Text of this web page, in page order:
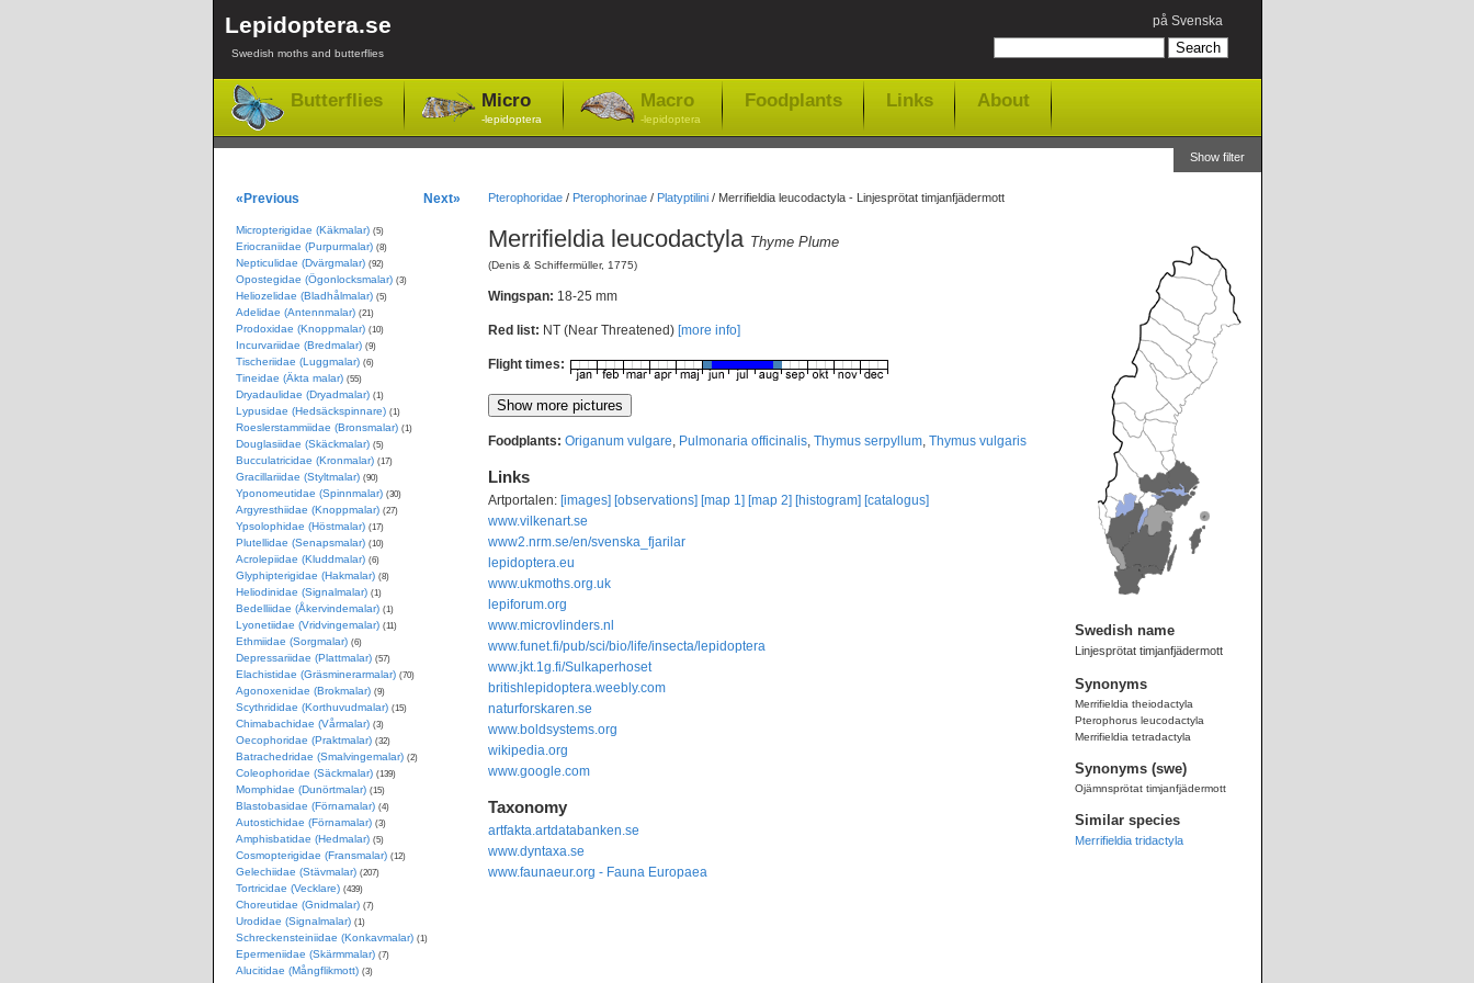
Lepidoptera.se
Swedish moths and butterflies
på Svenska
Butterflies Micro
-lepidoptera
Macro
-lepidoptera
Foodplants Links About
Show filter
Pterophoridae/ Pterophorinae/ Platyptilini/ Merrifieldia leucodactyla - Linjesprötat timjanfjädermott
Merrifieldia leucodactyla Thyme Plume
(Denis & Schiffermüller, 1775)
Wingspan: 18-25 mm
Red list: NT (Near Threatened) [more info]
Flight times:
Foodplants: Origanum vulgare Pulmonaria officinalis, Thymus serpyllum, Thymus vulgaris
Links
Artportalen: [images] [observations] [map 1] [map 2] [histogram] [catalogus]
www.vilkenart.se
www2.nrm.se/en/svenska_fjarilar
lepidoptera.eu
www.ukmoths.org.uk
lepiforum.org
www.microvlinders.nl
www.funet.fi/pub/sci/bio/life/insecta/lepidoptera
www.jkt.1g.fi/Sulkaperhoset
britishlepidoptera.weebly.com
naturforskaren.se
www.boldsystems.org
wikipedia.org
www.google.com
Taxonomy
artfakta.artdatabanken.se
www.dyntaxa.se
www.faunaeur.org - Fauna Europaea
Swedish name
Linjesprötat timjanfjädermott
Synonyms
Merrifieldia theiodactyla
Pterophorus leucodactyla
Merrifieldia tetradactyla
Synonyms (swe)
Ojämnsprötat timjanfjädermott
Similar species
Merrifieldia tridactyla
«Previous Next»
Micropterigidae (Käkmalar) (5)
Eriocraniidae (Purpurmalar) (8)
Nepticulidae (Dvärgmalar) (92)
Opostegidae (Ögonlocksmalar) (3)
Heliozelidae (Bladhålmalar) (5)
Adelidae (Antennmalar) (21)
Prodoxidae (Knoppmalar) (10)
Incurvariidae (Bredmalar) (9)
Tischeriidae (Luggmalar) (6)
Tineidae (Äkta malar) (55)
Dryadaulidae (Dryadmalar) (1)
Lypusidae (Hedsäckspinnare) (1)
Roeslerstammiidae (Bronsmalar) (1)
Douglasiidae (Skäckmalar) (5)
Bucculatricidae (Kronmalar) (17)
Gracillariidae (Styltmalar) (90)
Yponomeutidae (Spinnmalar) (30)
Argyresthiidae (Knoppmalar) (27)
Ypsolophidae (Höstmalar) (17)
Plutellidae (Senapsmalar) (10)
Acrolepiidae (Kluddmalar) (6)
Glyphipterigidae (Hakmalar) (8)
Heliodinidae (Signalmalar) (1)
Bedelliidae (Åkervindemalar) (1)
Lyonetiidae (Vridvingemalar) (11)
Ethmiidae (Sorgmalar) (6)
Depressariidae (Plattmalar) (57)
Elachistidae (Gräsminerarmalar) (70)
Agonoxenidae (Brokmalar) (9)
Scythrididae (Korthuvudmalar) (15)
Chimabachidae (Vårmalar) (3)
Oecophoridae (Praktmalar) (32)
Batrachedridae (Smalvingemalar) (2)
Coleophoridae (Säckmalar) (139)
Momphidae (Dunörtmalar) (15)
Blastobasidae (Förnamalar) (4)
Autostichidae (Förnamalar) (3)
Amphisbatidae (Hedmalar) (5)
Cosmopterigidae (Fransmalar) (12)
Gelechiidae (Stävmalar) (207)
Tortricidae (Vecklare) (439)
Choreutidae (Gnidmalar) (7)
Urodidae (Signalmalar) (1)
Schreckensteiniidae (Konkavmalar) (1)
Epermeniidae (Skärmmalar) (7)
Alucitidae (Mångflikmott) (3)